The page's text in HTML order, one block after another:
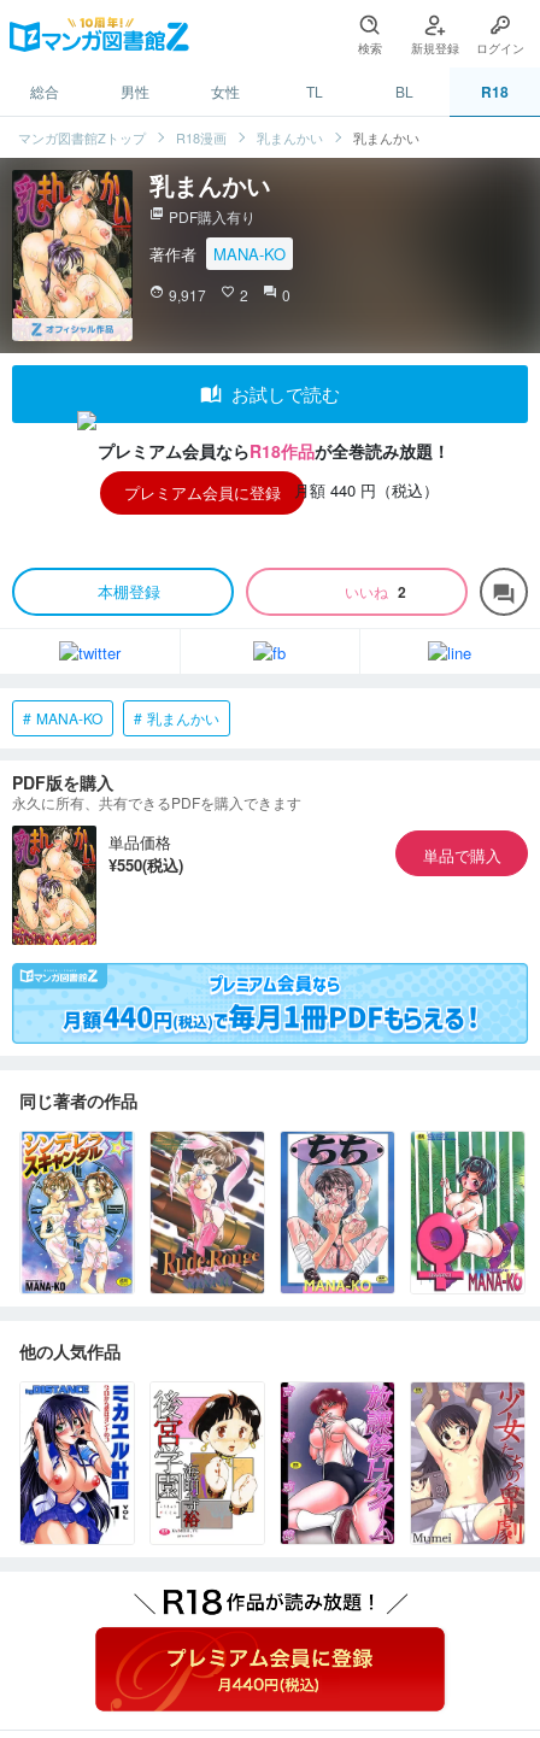
検索 新規登録 ログイン
総合 男性 女性 TL BL R18
マンガ図書館Zトップ R18漫画 乳まんかい 乳まんかい
乳まんかい
picture_as_pdf PDF購入有り
著作者 MANA-KO
face 9,917 favorite_border 2 question_answer 0
auto_stories お試しで読む
プレミアム会員ならR18作品が全巻読み放題！
プレミアム会員に登録 月額 440 円（税込）
本棚登録 いいね 2 forum
MANA-KO 乳まんかい
PDF版を購入
永久に所有、共有できるPDFを購入できます
単品価格
¥550(税込)
単品で購入
同じ著者の作品
他の人気作品